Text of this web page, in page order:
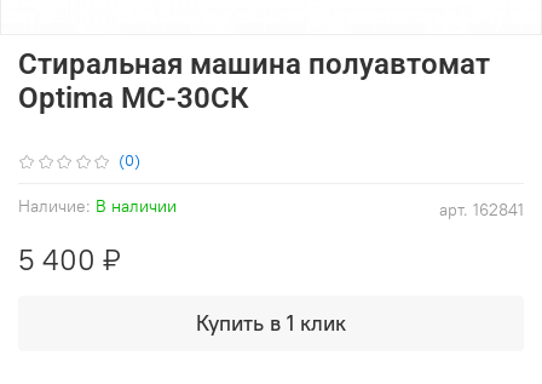
(0)
арт. 162841
Наличие: В наличии
Стиральная машина полуавтомат
Optima МС-30СК
5 400 ₽
Купить в 1 клик